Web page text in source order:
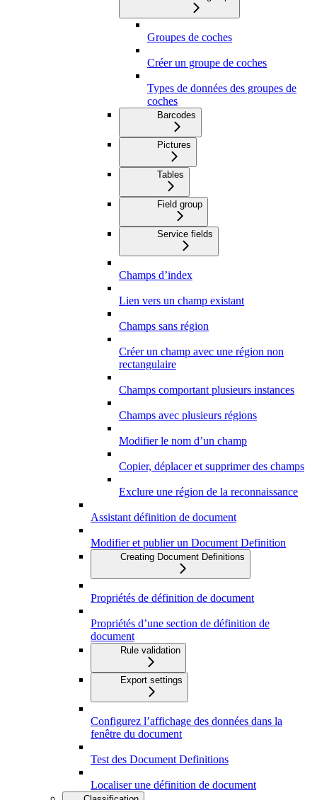
Groupes de coches
Créer un groupe de coches
Types de données des groupes de
coches
Barcodes
Pictures
Tables
Field group
Service fields
Champs d’index
Lien vers un champ existant
Champs sans région
Créer un champ avec une région non
rectangulaire
Champs comportant plusieurs instances
Champs avec plusieurs régions
Modifier le nom d’un champ
Copier, déplacer et supprimer des champs
Exclure une région de la reconnaissance
Assistant définition de document
Modifier et publier un Document Definition
Creating Document Definitions
Propriétés de définition de document
Propriétés d’une section de définition de
document
Rule validation
Export settings
Configurez l’affichage des données dans la
fenêtre du document
Test des Document Definitions
Localiser une définition de document